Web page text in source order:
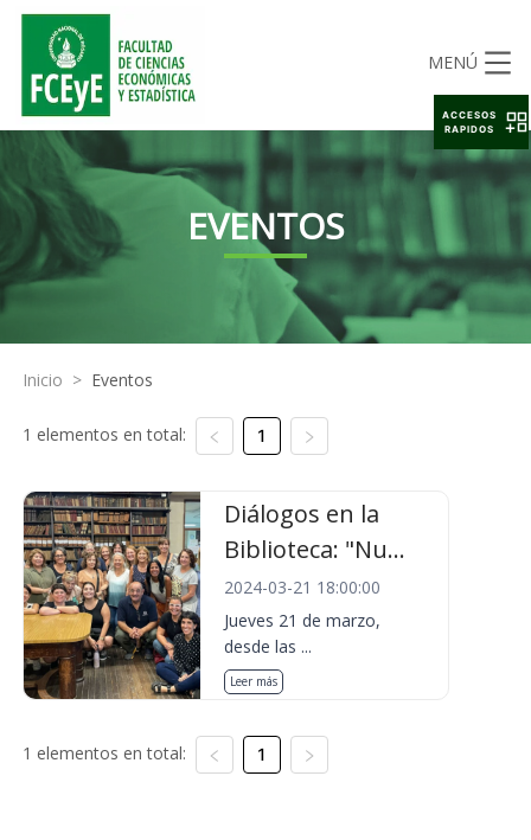
MENÚ
EVENTOS
Inicio > Eventos
1 elementos en total: 1
Diálogos en la
Biblioteca: "Nu...
2024-03-21 18:00:00
Jueves 21 de marzo,
desde las ...
Leer más
1 elementos en total: 1
ACCESOS
RAPIDOS